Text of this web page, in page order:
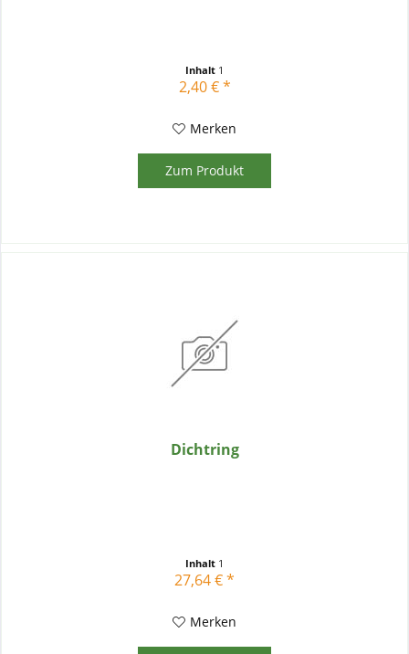
Inhalt 1
2,40 € *
Merken
Zum Produkt
Dichtring
Inhalt 1
27,64 € *
Merken